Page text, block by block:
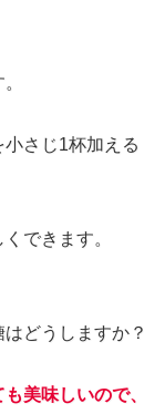
さじ1杯加える
できます。
どうしますか？
美味しいので、